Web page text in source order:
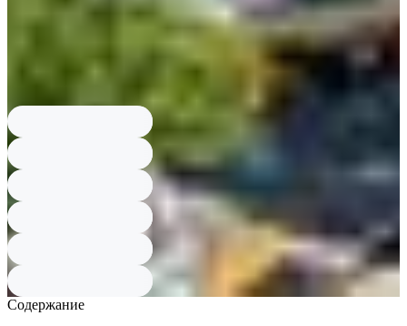
Какой автобус до Jecheon и стоимость?Seoul Express Bus
Terminal⇆Jecheon: продолжительность 2 часа, отправление один
автобус каждый час; обычный 11,700 KRW, роскошный 17,100 KRW,
премиум 20,600 KRW; прибыть минимум за 10 минут.
Где находится станция Jecheon?Станция Jecheon: адрес 1 Уирим-
туристическому информационному центру прямо перед станцией.
Содержание